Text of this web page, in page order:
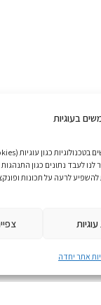
בעוגיות
לעבד נתונים כגון התנהגות
לרעה על תכונות
אתר יחדה